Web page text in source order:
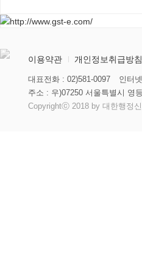
이용약관 개인정보취급방침
대표전화 : 02)581-0097 인터
주소 : 우)07250 서울특별시 영
Copyrightⓒ 2018 by 대한행정신